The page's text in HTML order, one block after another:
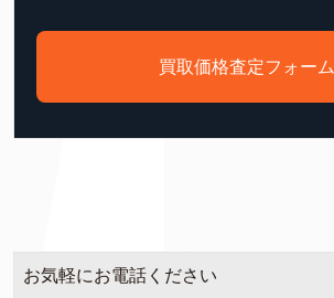
買取価格査定フォーム
お気軽にお電話ください